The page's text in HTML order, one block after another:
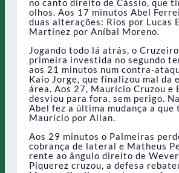
no canto direito de Cássio, que
olhos. Aos 17 minutos Abel
duas alterações: Ríos por Lucas
Martínez por Aníbal Moreno.
Jogando todo lá atrás, o
primeira investida no segundo
aos 21 minutos num contra-
Kaio Jorge, que finalizou mal da
área. Aos 27, Maurício Cruzou e
desviou para fora, sem perigo.
Abel fez a última mudança a
Maurício por Allan.
Aos 29 minutos o Palmeiras
cobrança de lateral e Matheus
rente ao ângulo direito de
Piquerez cruzou, a defesa